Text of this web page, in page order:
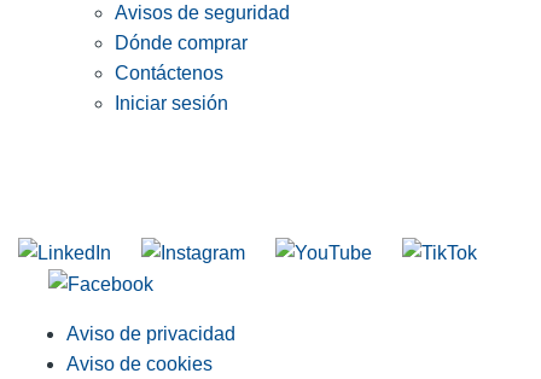
Avisos de seguridad
Dónde comprar
Contáctenos
Iniciar sesión
Aviso de privacidad
Aviso de cookies